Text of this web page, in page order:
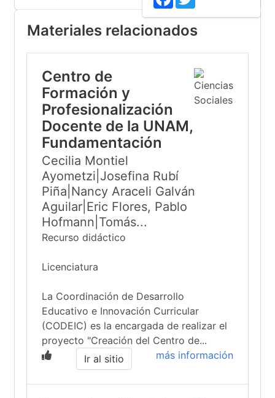
Materiales relacionados
Centro de
Formación y
Profesionalización
Docente de la UNAM,
Fundamentación
Cecilia Montiel
Ayometzi|Josefina Rubí
Piña|Nancy Araceli Galván
Aguilar|Eric Flores, Pablo
Hofmann|Tomás...
Recurso didáctico
Licenciatura
La Coordinación de Desarrollo
Educativo e Innovación Curricular
(CODEIC) es la encargada de realizar el
proyecto "Creación del Centro de...
más información
Ir al sitio